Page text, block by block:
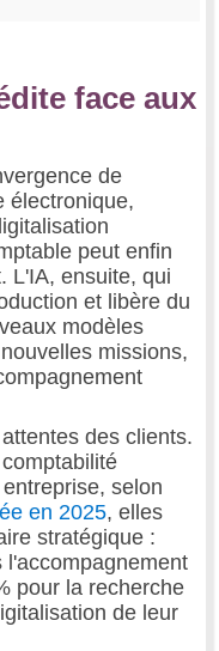
face aux
de
électronique,
peut enfin
L'IA, ensuite, qui
et libère du
modèles
missions,
des clients.
selon
en 2025, elles
stratégique :
l'accompagnement
pour la recherche
de leur